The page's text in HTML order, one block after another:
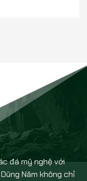
đá mỹ nghệ với
Năm không chỉ